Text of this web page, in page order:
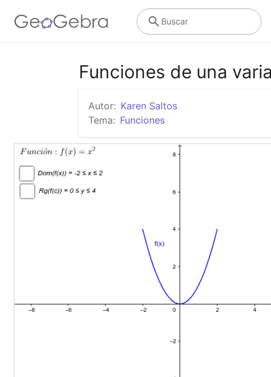
Buscar
Funciones de una
Autor: Karen Saltos
Tema: Funciones